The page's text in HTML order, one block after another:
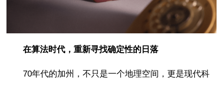
在算法时代，重新寻找确定性的日落
70年代的加州，不只是一个地理空间，更是现代科